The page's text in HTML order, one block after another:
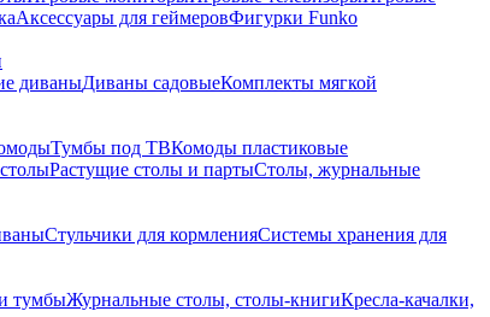
Аксессуары для геймеровФигурки Funko
диваныДиваны садовыеКомплекты мягкой
Тумбы под ТВКомоды пластиковые
Растущие столы и партыСтолы, журнальные
Стульчики для кормленияСистемы хранения для
тумбыЖурнальные столы, столы-книгиКресла-качалки,